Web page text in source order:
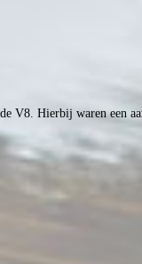
V8. Hierbij waren een